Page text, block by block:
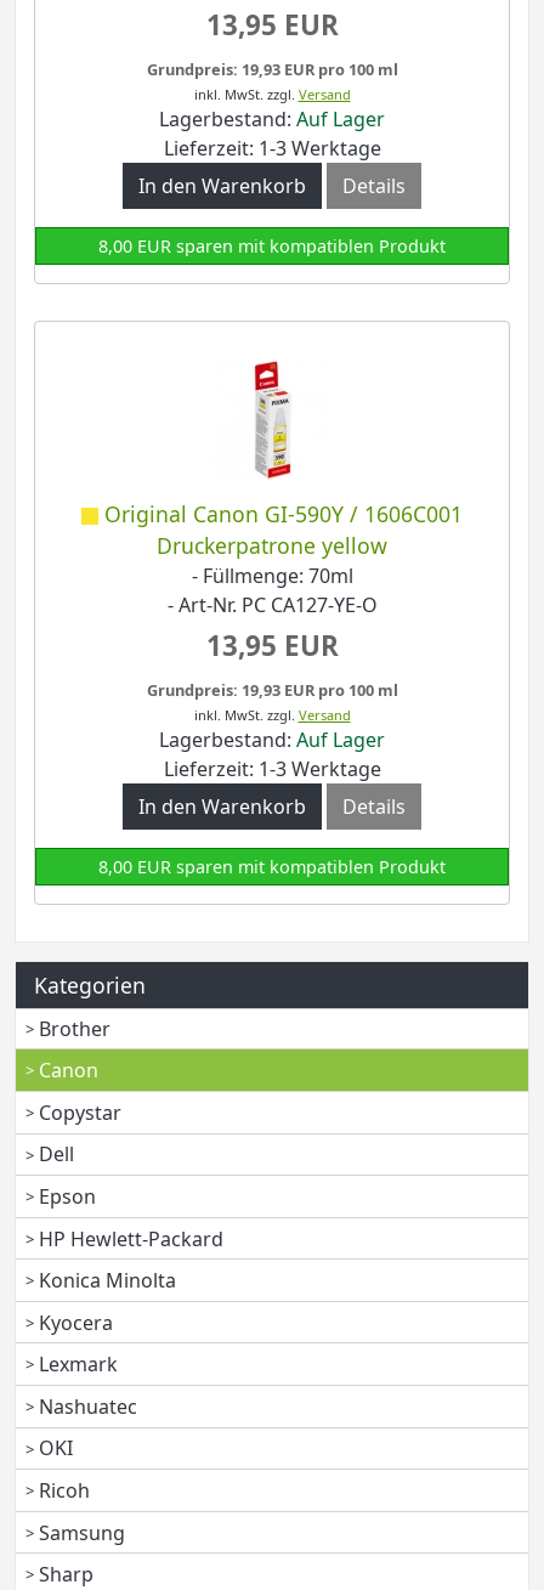
13,95 EUR
Grundpreis: 19,93 EUR pro 100 ml
inkl. MwSt. zzgl. Versand
Lagerbestand: Auf Lager
Lieferzeit: 1-3 Werktage
In den Warenkorb
Details
8,00 EUR sparen mit kompatiblen Produkt
Original Canon GI-590Y / 1606C001
Druckerpatrone yellow
- Füllmenge: 70ml
- Art-Nr. PC CA127-YE-O
13,95 EUR
Grundpreis: 19,93 EUR pro 100 ml
inkl. MwSt. zzgl. Versand
Lagerbestand: Auf Lager
Lieferzeit: 1-3 Werktage
In den Warenkorb
Details
8,00 EUR sparen mit kompatiblen Produkt
Kategorien
Brother
Canon
Copystar
Dell
Epson
HP Hewlett-Packard
Konica Minolta
Kyocera
Lexmark
Nashuatec
OKI
Ricoh
Samsung
Sharp